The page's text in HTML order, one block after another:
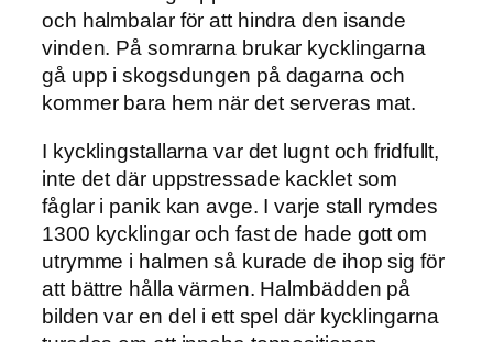
och halmbalar för att hindra den isande
vinden. På somrarna brukar kycklingarna
gå upp i skogsdungen på dagarna och
kommer bara hem när det serveras mat.
I kycklingstallarna var det lugnt och fridfullt,
inte det där uppstressade kacklet som
fåglar i panik kan avge. I varje stall rymdes
1300 kycklingar och fast de hade gott om
utrymme i halmen så kurade de ihop sig för
att bättre hålla värmen. Halmbädden på
bilden var en del i ett spel där kycklingarna